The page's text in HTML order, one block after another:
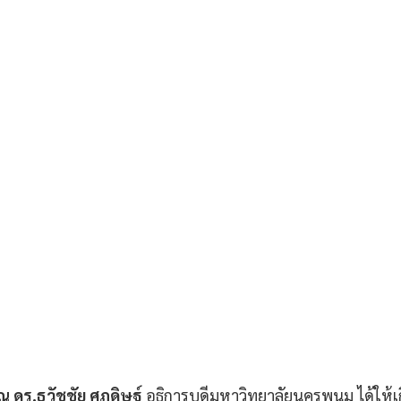
ดร.ธวัชชัย ศุภดิษฐ์ อธิการบดีมหาวิทยาลัยนครพนม ได้ให้